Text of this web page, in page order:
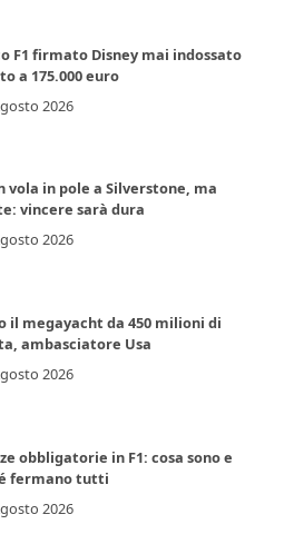
F1 firmato Disney mai indossato
a 175.000 euro
2026
vola in pole a Silverstone, ma
vincere sarà dura
2026
il megayacht da 450 milioni di
ambasciatore Usa
2026
obbligatorie in F1: cosa sono e
fermano tutti
2026